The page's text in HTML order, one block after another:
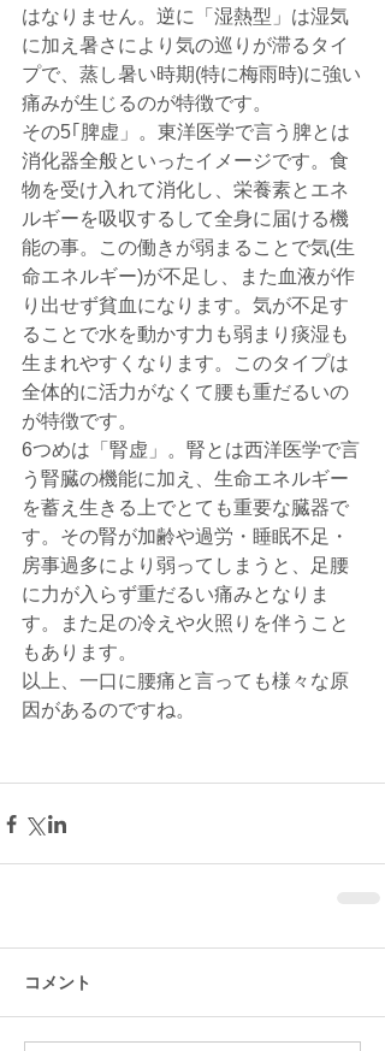
はなりません。逆に「湿熱型」は湿気
に加え暑さにより気の巡りが滞るタイ
プで、蒸し暑い時期(特に梅雨時)に強い
痛みが生じるのが特徴です。
その5｢脾虚」。東洋医学で言う脾とは
消化器全般といったイメージです。食
物を受け入れて消化し、栄養素とエネ
ルギーを吸収するして全身に届ける機
能の事。この働きが弱まることで気(生
命エネルギー)が不足し、また血液が作
り出せず貧血になります。気が不足す
ることで水を動かす力も弱まり痰湿も
生まれやすくなります。このタイプは
全体的に活力がなくて腰も重だるいの
が特徴です。
6つめは「腎虚」。腎とは西洋医学で言
う腎臓の機能に加え、生命エネルギー
を蓄え生きる上でとても重要な臓器で
す。その腎が加齢や過労・睡眠不足・
房事過多により弱ってしまうと、足腰
に力が入らず重だるい痛みとなりま
す。また足の冷えや火照りを伴うこと
もあります。
以上、一口に腰痛と言っても様々な原
因があるのですね。
コメント